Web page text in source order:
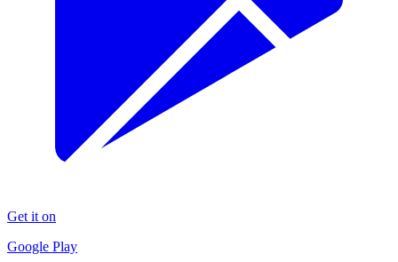
Get it on
Google Play